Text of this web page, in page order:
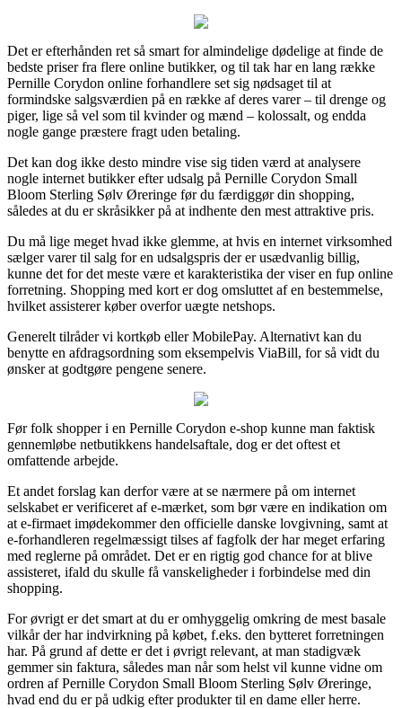
Det er efterhånden ret så smart for almindelige dødelige at finde de
bedste priser fra flere online butikker, og til tak har en lang række
Pernille Corydon online forhandlere set sig nødsaget til at
formindske salgsværdien på en række af deres varer – til drenge og
piger, lige så vel som til kvinder og mænd – kolossalt, og endda
nogle gange præstere fragt uden betaling.
Det kan dog ikke desto mindre vise sig tiden værd at analysere
nogle internet butikker efter udsalg på Pernille Corydon Small
Bloom Sterling Sølv Øreringe før du færdiggør din shopping,
således at du er skråsikker på at indhente den mest attraktive pris.
Du må lige meget hvad ikke glemme, at hvis en internet virksomhed
sælger varer til salg for en udsalgspris der er usædvanlig billig,
kunne det for det meste være et karakteristika der viser en fup online
forretning. Shopping med kort er dog omsluttet af en bestemmelse,
hvilket assisterer køber overfor uægte netshops.
Generelt tilråder vi kortkøb eller MobilePay. Alternativt kan du
benytte en afdragsordning som eksempelvis ViaBill, for så vidt du
ønsker at godtgøre pengene senere.
Før folk shopper i en Pernille Corydon e-shop kunne man faktisk
gennemløbe netbutikkens handelsaftale, dog er det oftest et
omfattende arbejde.
Et andet forslag kan derfor være at se nærmere på om internet
selskabet er verificeret af e-mærket, som bør være en indikation om
at e-firmaet imødekommer den officielle danske lovgivning, samt at
e-forhandleren regelmæssigt tilses af fagfolk der har meget erfaring
med reglerne på området. Det er en rigtig god chance for at blive
assisteret, ifald du skulle få vanskeligheder i forbindelse med din
shopping.
For øvrigt er det smart at du er omhyggelig omkring de mest basale
vilkår der har indvirkning på købet, f.eks. den bytteret forretningen
har. På grund af dette er det i øvrigt relevant, at man stadigvæk
gemmer sin faktura, således man når som helst vil kunne vidne om
ordren af Pernille Corydon Small Bloom Sterling Sølv Øreringe,
hvad end du er på udkig efter produkter til en dame eller herre.